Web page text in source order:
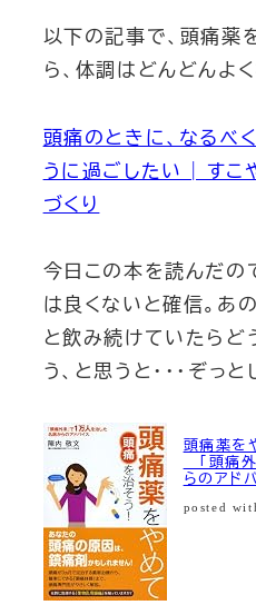
以下の記事で、頭痛薬
ら、体調はどんどんよ
頭痛のときに、なるべ
うに過ごしたい | すこ
づくり
今日この本を読んだの
は良くないと確信。あ
と飲み続けていたらど
う、と思うと・・・ぞっと
頭痛薬を
―「頭痛
らのアド
posted